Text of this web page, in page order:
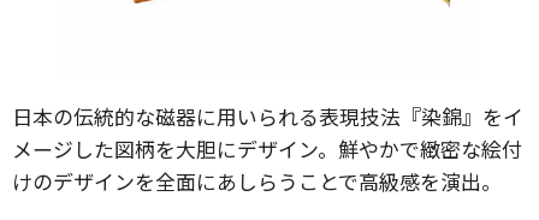
日本の伝統的な磁器に用いられる表現技法『染錦』をイ
メージした図柄を大胆にデザイン。鮮やかで緻密な絵付
けのデザインを全面にあしらうことで高級感を演出。